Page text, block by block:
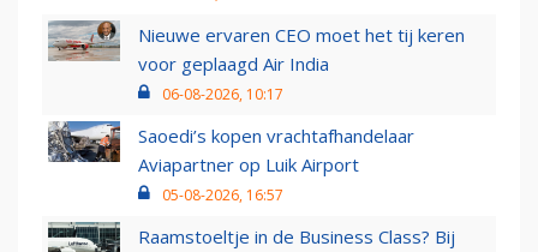
Nieuwe ervaren CEO moet het tij keren
voor geplaagd Air India
06-08-2026, 10:17
Saoedi’s kopen vrachtafhandelaar
Aviapartner op Luik Airport
05-08-2026, 16:57
Raamstoeltje in de Business Class? Bij